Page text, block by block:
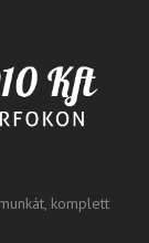
komplett